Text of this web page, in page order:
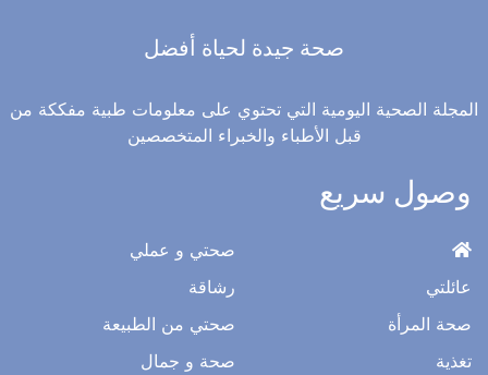
صحة جيدة لحياة أفضل
المجلة الصحية اليومية التي تحتوي على معلومات طبية مفككة من
قبل الأطباء والخبراء المتخصصين
وصول سريع
عائلتي
صحة المرأة
تغذية
صحتي و عملي
رشاقة
صحتي من الطبيعة
صحة و جمال